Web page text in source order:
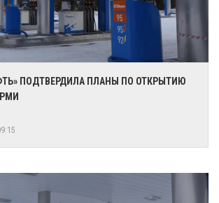
ПОДТВЕРДИЛА ПЛАНЫ ПО ОТКРЫТИЮ